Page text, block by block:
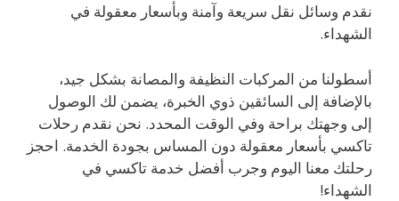
نقدم وسائل نقل سريعة وآمنة وبأسعار معقولة في
الشهداء.
أسطولنا من المركبات النظيفة والمصانة بشكل جيد،
بالإضافة إلى السائقين ذوي الخبرة، يضمن لك الوصول
إلى وجهتك براحة وفي الوقت المحدد. نحن نقدم رحلات
تاكسي بأسعار معقولة دون المساس بجودة الخدمة. احجز
رحلتك معنا اليوم وجرب أفضل خدمة تاكسي في
الشهداء!